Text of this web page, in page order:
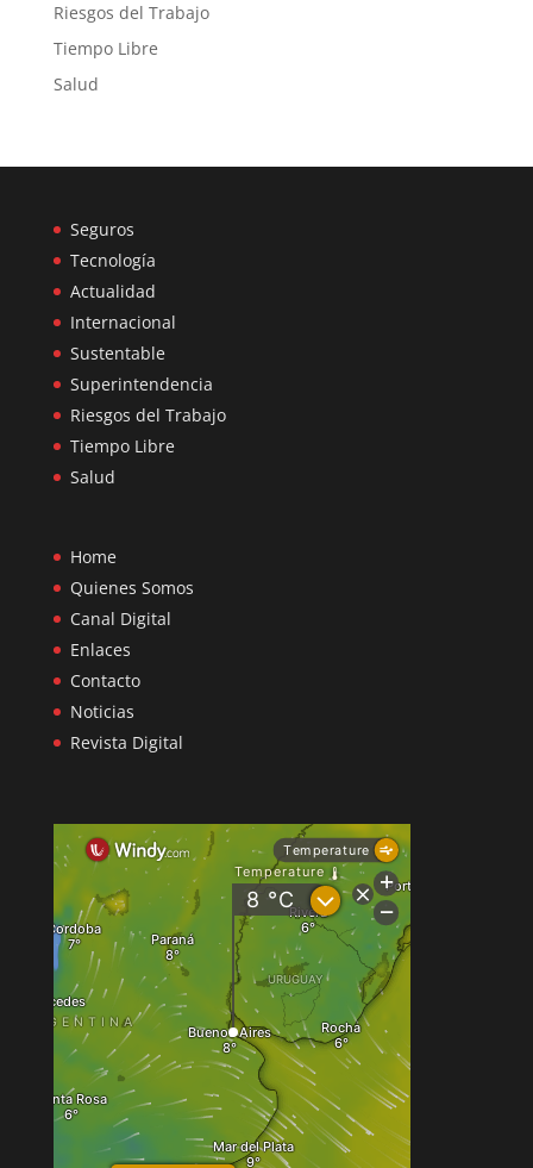
Riesgos del Trabajo
Tiempo Libre
Salud
Seguros
Tecnología
Actualidad
Internacional
Sustentable
Superintendencia
Riesgos del Trabajo
Tiempo Libre
Salud
Home
Quienes Somos
Canal Digital
Enlaces
Contacto
Noticias
Revista Digital